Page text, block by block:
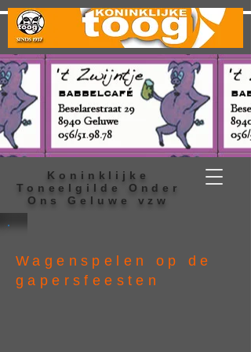
Koninklijke
Toneelgilde Onder
Ons Geluwe vzw
Wagenspelen op de
gapersfeesten